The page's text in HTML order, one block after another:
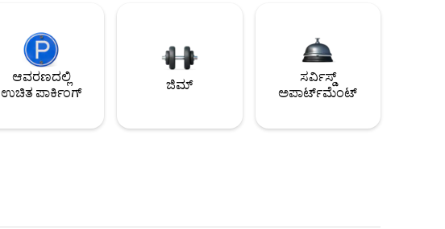
ಆವರಣದಲ್ಲಿ
ಉಚಿತ ಪಾರ್ಕಿಂಗ್
ಜಿಮ್
ಸರ್ವಿಸ್ಡ್
ಅಪಾರ್ಟ್‌ಮೆಂಟ್